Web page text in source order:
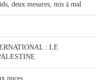
deux mesures, mis à mal
: LE
puces